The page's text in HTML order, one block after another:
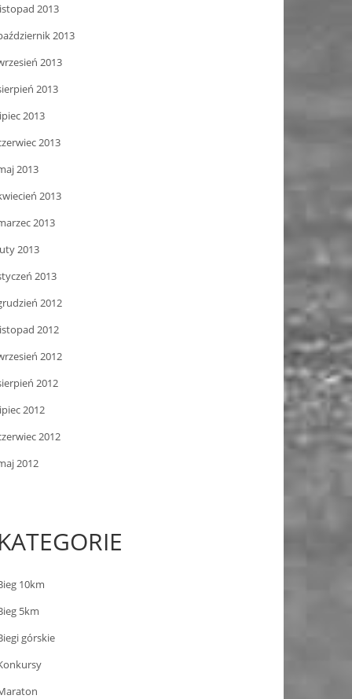
2013
2013
2013
2013
2013
2013
2013
2013
2013
2013
2013
2012
2012
2012
2012
2012
2012
2012
10km
5km
górskie